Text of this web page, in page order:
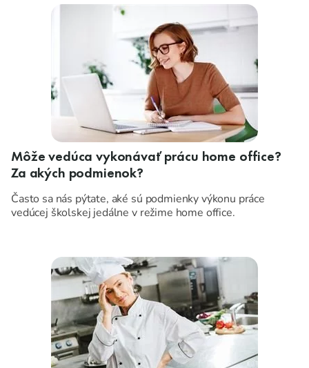
Môže vedúca vykonávať prácu home office?
Za akých podmienok?
Často sa nás pýtate, aké sú podmienky výkonu práce
vedúcej školskej jedálne v režime home office.